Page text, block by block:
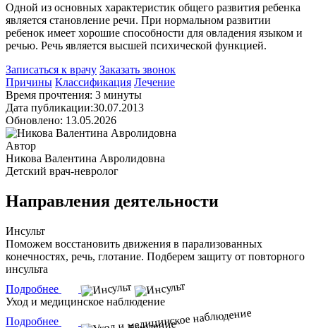
Одной из основных характеристик общего развития ребенка
является становление речи. При нормальном развитии
ребенок имеет хорошие способности для овладения языком и
речью. Речь является высшей психической функцией.
Записаться к врачу Заказать звонок
Причины Классификация Лечение
Время прочтения: 3 минуты
Дата публикации:30.07.2013
Обновлено: 13.05.2026
Автор
Никова Валентина Авролидовна
Детский врач-невролог
Направления деятельности
Инсульт
Поможем восстановить движения в парализованных
конечностях, речь, глотание. Подберем защиту от повторного
инсульта
Подробнее
Уход и медицинское наблюдение
Подробнее